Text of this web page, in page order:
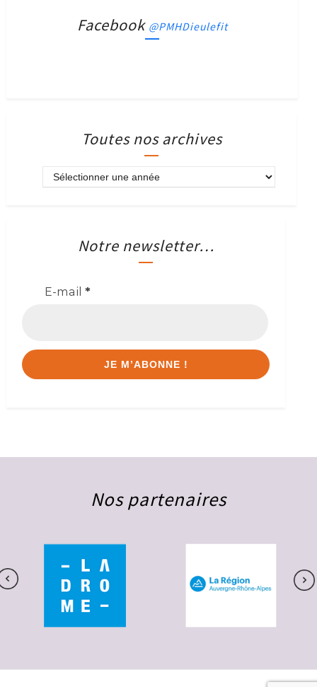
Facebook @PMHDieulefit
Toutes nos archives
Notre newsletter…
E-mail *
Nos partenaires